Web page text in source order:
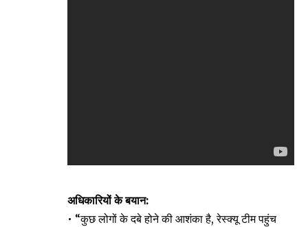
अधिकारियों के बयान:
• “कुछ लोगों के दबे होने की आशंका है, रेस्क्यू टीम पहुंच